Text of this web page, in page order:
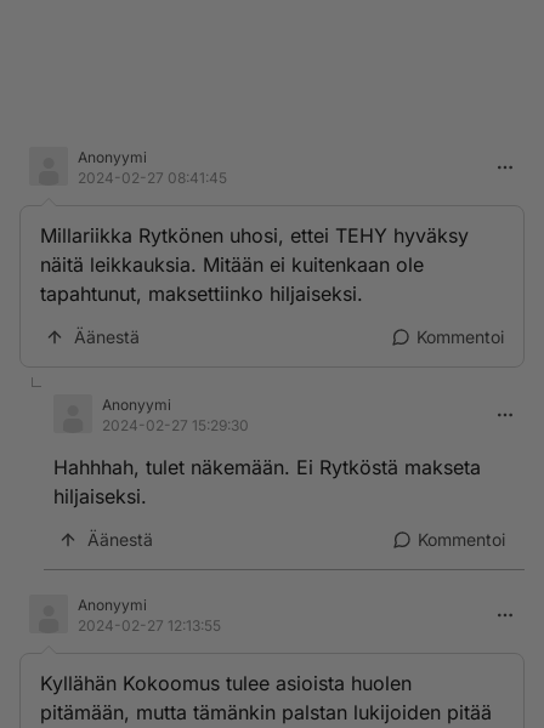
Anonyymi
2024-02-27 08:41:45
Millariikka Rytkönen uhosi, ettei TEHY hyväksy
näitä leikkauksia. Mitään ei kuitenkaan ole
tapahtunut, maksettiinko hiljaiseksi.
Äänestä Kommentoi
Anonyymi
2024-02-27 15:29:30
Hahhhah, tulet näkemään. Ei Rytköstä makseta
hiljaiseksi.
Äänestä Kommentoi
Anonyymi
2024-02-27 12:13:55
Kyllähän Kokoomus tulee asioista huolen
pitämään, mutta tämänkin palstan lukijoiden pitää